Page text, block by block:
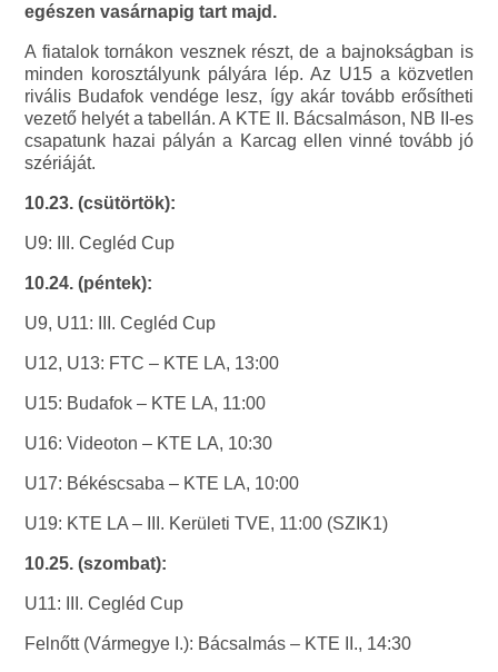
egészen vasárnapig tart majd.
A fiatalok tornákon vesznek részt, de a bajnokságban is
minden korosztályunk pályára lép. Az U15 a közvetlen
rivális Budafok vendége lesz, így akár tovább erősítheti
vezető helyét a tabellán. A KTE II. Bácsalmáson, NB II-es
csapatunk hazai pályán a Karcag ellen vinné tovább jó
szériáját.
10.23. (csütörtök):
U9: III. Cegléd Cup
10.24. (péntek):
U9, U11: III. Cegléd Cup
U12, U13: FTC – KTE LA, 13:00
U15: Budafok – KTE LA, 11:00
U16: Videoton – KTE LA, 10:30
U17: Békéscsaba – KTE LA, 10:00
U19: KTE LA – III. Kerületi TVE, 11:00 (SZIK1)
10.25. (szombat):
U11: III. Cegléd Cup
Felnőtt (Vármegye I.): Bácsalmás – KTE II., 14:30